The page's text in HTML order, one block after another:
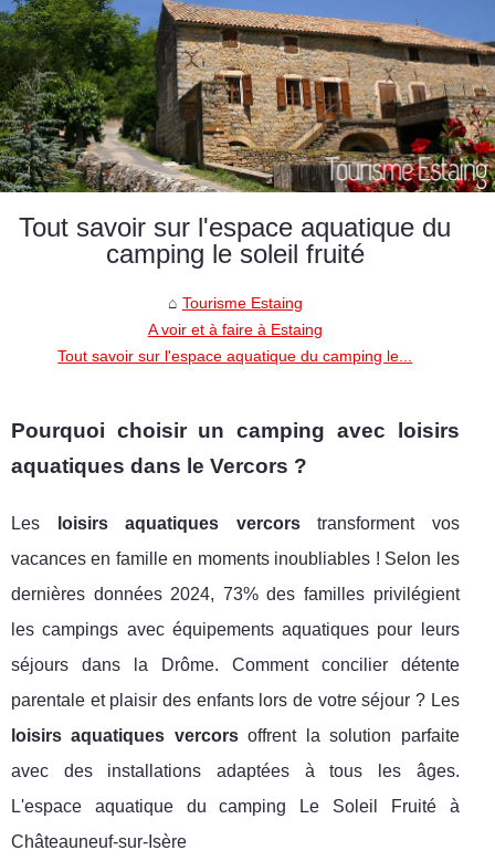
Tout savoir sur l'espace aquatique du
camping le soleil fruité
Tourisme Estaing
A voir et à faire à Estaing
Tout savoir sur l'espace aquatique du camping le...
Pourquoi choisir un camping avec loisirs
aquatiques dans le Vercors ?
Les loisirs aquatiques vercorstransforment vos
vacances en famille en moments inoubliables ! Selon les
dernières données 2024, 73% des familles privilégient
les campings avec équipements aquatiques pour leurs
séjours dans la Drôme. Comment concilier détente
parentale et plaisir des enfants lors de votre séjour ? Les
loisirs aquatiques vercorsoffrent la solution parfaite
avec des installations adaptées à tous les âges.
L'espace aquatique du camping Le Soleil Fruité à
Châteauneuf-sur-Isère